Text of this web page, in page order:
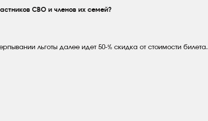
СВО и членов их семей?
льготы далее идет 50-% скидка от стоимости билета.